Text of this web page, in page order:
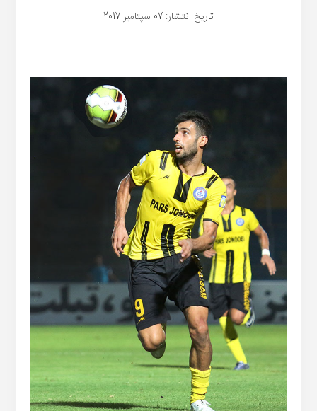
تاریخ انتشار: 07 سپتامبر 2017